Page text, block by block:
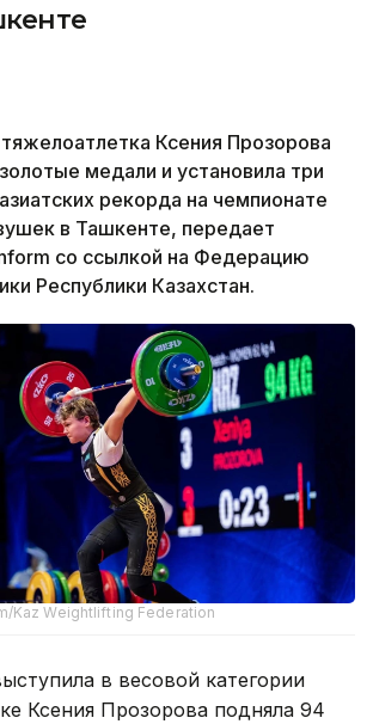
Ксения Прозорова
медали и установила три
рекорда на чемпионате
в Ташкенте, передает
со ссылкой на Федерацию
Республики Казахстан.
Kaz Weightlifting Federation
в весовой категории
Ксения Прозорова подняла 94